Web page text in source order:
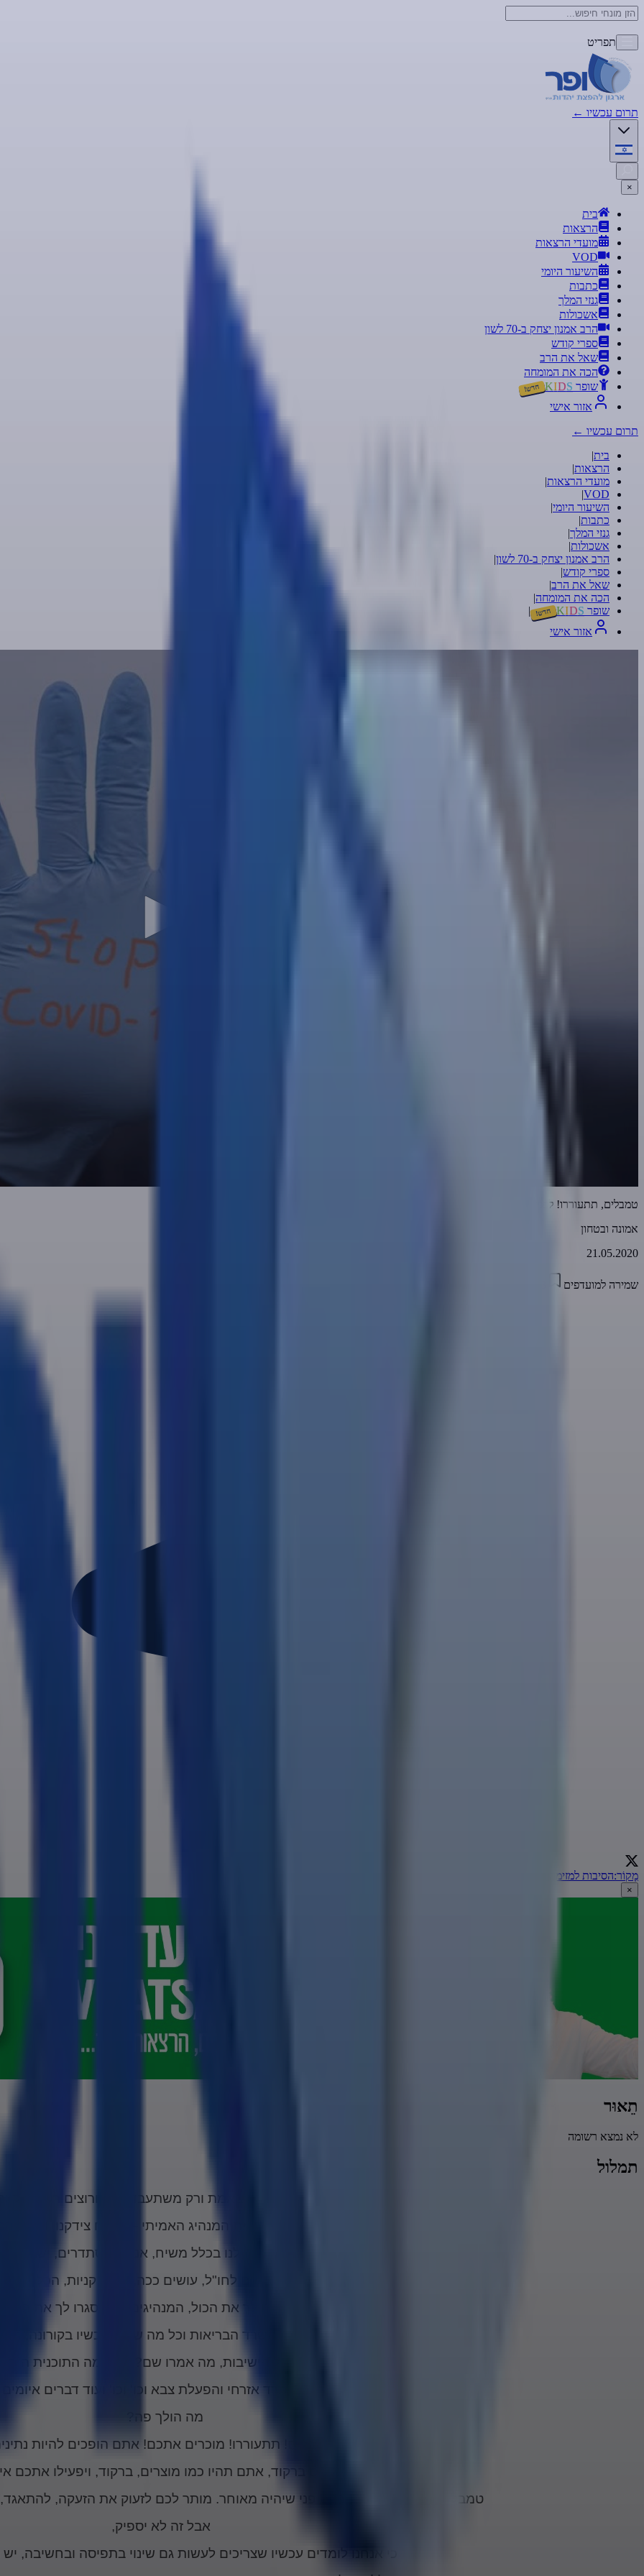
תפריט
תרום עכשיו ←
×
בית
הרצאות
מועדי הרצאות
VOD
השיעור היומי
כתבות
גנזי המלך
אשכולות
הרב אמנון יצחק ב-70 לשון
ספרי קודש
שאל את הרב
הכה את המומחה
שופר
KIDS חדש!
אזור אישי
תרום עכשיו ←
בית|
הרצאות|
מועדי הרצאות|
VOD
|
השיעור היומי|
כתבות|
גנזי המלך|
אשכולות|
הרב אמנון יצחק ב-70 לשון
|
ספרי קודש|
שאל את הרב|
הכה את המומחה|
שופר
KIDS חדש! |
אזור אישי
טמבלים, תתעוררו! לפני שיהיה מאוחר!
אמונה ובטחון
21.05.2020
שמירה למועדפים
מָקוֹר:הסיבות למזימה השטנית לדילול העולם ומהפכה כלכלית
×
תֵאוּר
לא נמצא רשומה
תמלול
אם היינו בוחרים בה' באמת ורק משתעבדים לו ורוצים רק את קיום
הוא היה שולח לנו את המנהיג האמיתי – משיח צידקנו, ונגמר
אבל לא, אנחנו מסתדרים, הוא לא בוער לנו בכלל משיח, אנחנו מסתדרים, יש לנו
יוצאים, טסים לחו"ל, עושים ככה, קונים קניות, הכל יפה.
עכשיו סגרו לך את הכול, המנהיגים שלך סגרו לך את הכול.
למה ביבי סגר את כל ישיבות... משרד הבריאות וכל מה שהיה עכשיו בקורונה,
למה לא מפרסמים מה התרחש בכל הישיבות, מה אמרו שם? מה? מה התוכנית
מה הולך פה?
טמבלים! תתעוררו! מוכרים אתכם! אתם הופכים להיות
ישימו עליכם ברקוד, אתם תהיו כמו מוצרים, ברקוד, ויפעילו אתכם
טמבלים, תתעוררו, תתעוררו לפני שיהיה מאוחר. מותר לכם לזעוק את הזעקה,
אבל זה לא יספיק,
כי אנחנו לומדים עכשיו שצריכים לעשות גם שינוי בתפיסה ובחשיבה,